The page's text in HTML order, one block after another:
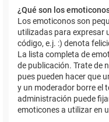
¿Qué son los
Los emoticonos son
utilizadas para expresar
código, e.j. :) denota
La lista completa de
de publicación. Trate de
pues pueden hacer que
y un moderador borre el
administración puede
emoticones a utilizar en